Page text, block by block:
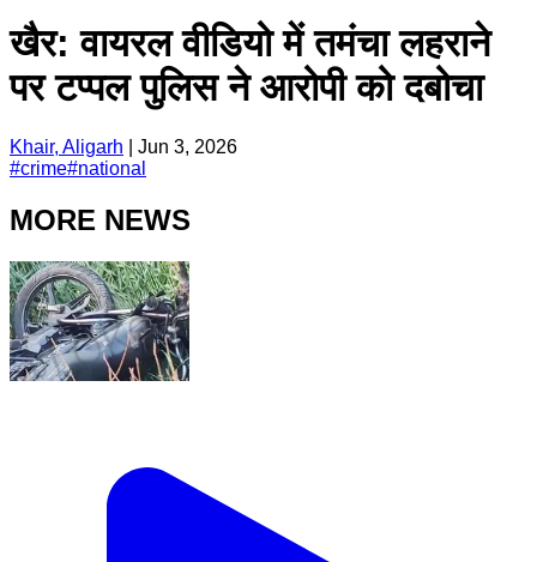
खैर: वायरल वीडियो में तमंचा लहराने
पर टप्पल पुलिस ने आरोपी को दबोचा
Khair, Aligarh
Jun 3, 2026
#crime#national
MORE NEWS